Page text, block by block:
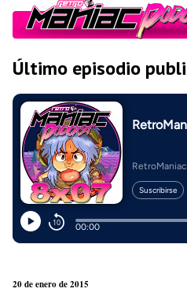
Último episodio
20 de enero de 2015